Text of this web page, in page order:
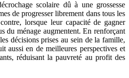
scolaire dû à une grossesse
de progresser librement dans tous les
lorsque leur capacité de gagner
du ménage augmentent. En renforçant
décisions prises au sein de la famille,
aussi en de meilleures perspectives et
réduisant la pauvreté au profit des